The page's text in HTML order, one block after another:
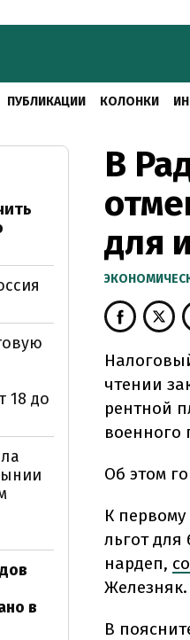
ПУБЛИКАЦИИ КОЛОНКИ
В
для
чтении
рентной
военного
Об этом
К
льгот для
нардеп,
Железняк.
В
18 до
в